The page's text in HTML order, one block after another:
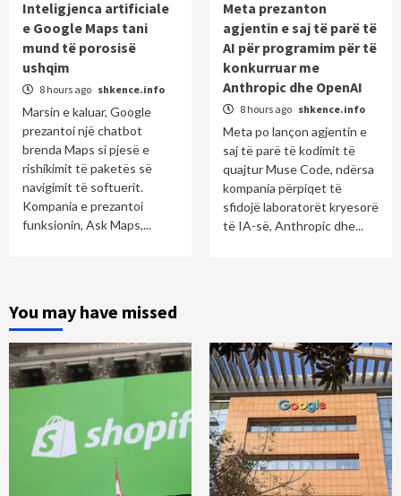
Inteligjenca artificiale
e Google Maps tani
mund të porosisë
ushqim
8 hours ago shkence.info
Marsin e kaluar, Google
prezantoi një chatbot
brenda Maps si pjesë e
rishikimit të paketës së
navigimit të softuerit.
Kompania e prezantoi
funksionin, Ask Maps,...
Meta prezanton
agjentin e saj të parë të
AI për programim për të
konkurruar me
Anthropic dhe OpenAI
8 hours ago shkence.info
Meta po lançon agjentin e
saj të parë të kodimit të
quajtur Muse Code, ndërsa
kompania përpiqet të
sfidojë laboratorët kryesorë
të IA-së, Anthropic dhe...
You may have missed